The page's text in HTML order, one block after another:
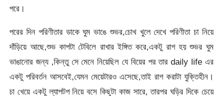
পরে।
পরের দিন পরিণীতার ডাকে ঘুম ভাঙে শুভর,চোখ খুলে দেখে পরিণীতা চা নিয়ে
দাঁড়িয়ে আছে,শুভ কাপটা টেবিলে রাখার ইঙ্গিত করে,একটু রাগ হয় শুভর ঘুম
ভাঙানোর জন্য ,কিন্তু সে মেনে নিয়েছিল যে বিয়ের পর তার daily life এর
একটু পরিবর্তন আসবেই,যেমন মেয়েটারও এসেছে,তাই রাগ করাটা যুক্তিহীন।
চা খেয়ে একটু ল্যাপটপ নিয়ে বসে কিছুটা কাজ সারে, তারপর ঘড়ির দিকে চেয়ে